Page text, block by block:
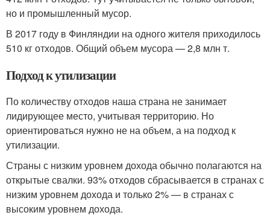
но и промышленный мусор.
В 2017 году в Финляндии на одного жителя приходилось
510 кг отходов. Общий объем мусора — 2,8 млн т.
Подход к утилизации
По количеству отходов наша страна не занимает
лидирующее место, учитывая территорию. Но
ориентироваться нужно не на объем, а на подход к
утилизации.
Страны с низким уровнем дохода обычно полагаются на
открытые свалки. 93% отходов сбрасывается в странах с
низким уровнем дохода и только 2% — в странах с
высоким уровнем дохода.